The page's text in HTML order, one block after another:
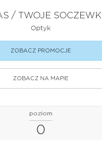
/ TWOJE SOCZEWKI
Optyk
ZOBACZ PROMOCJE
ZOBACZ NA MAPIE
poziom
0